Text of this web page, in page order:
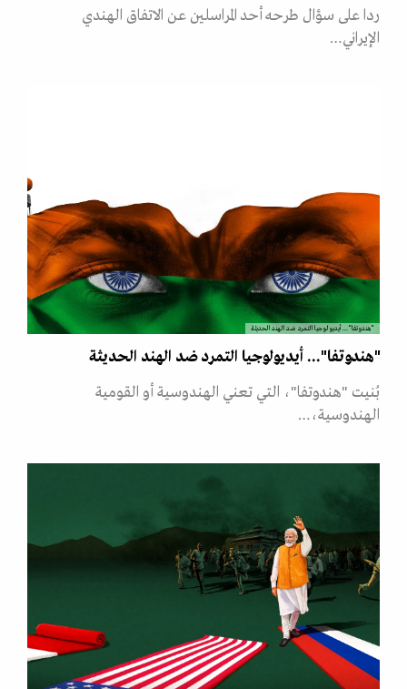
ردا على سؤال طرحه أحد المراسلين عن الاتفاق الهندي
الإيراني…
"هندوتفا"... أيديولوجيا التمرد ضد الهند الحديثة
"هندوتفا"... أيديولوجيا التمرد ضد الهند الحديثة
بُنيت "هندوتفا"، التي تعني الهندوسية أو القومية
الهندوسية،…